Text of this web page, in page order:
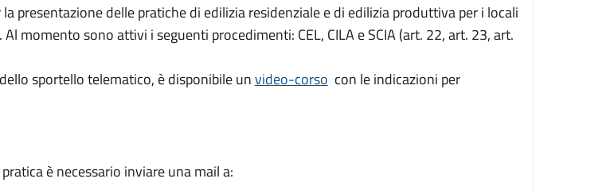
presentazione delle pratiche di edilizia residenziale e di edilizia produttiva per i locali
momento sono attivi i seguenti procedimenti: CEL, CILA e SCIA (art. 22, art. 23, art.
sportello telematico, è disponibile unvideo-corso con le indicazioni per
è necessario inviare una mail a: